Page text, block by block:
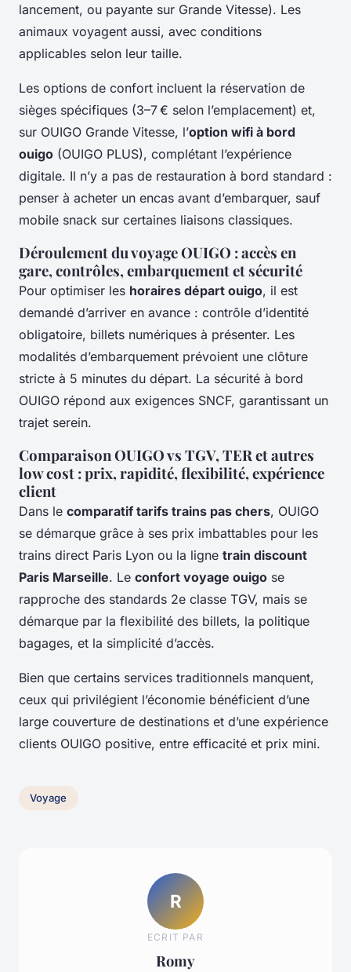
lancement, ou payante sur Grande Vitesse). Les
animaux voyagent aussi, avec conditions
applicables selon leur taille.
Les options de confort incluent la réservation de
sièges spécifiques (3–7 € selon l’emplacement) et,
sur OUIGO Grande Vitesse, l’option wifi à bord
ouigo (OUIGO PLUS), complétant l’expérience
digitale. Il n’y a pas de restauration à bord standard :
penser à acheter un encas avant d’embarquer, sauf
mobile snack sur certaines liaisons classiques.
Déroulement du voyage OUIGO : accès en
gare, contrôles, embarquement et sécurité
Pour optimiser les horaires départ ouigo, il est
demandé d’arriver en avance : contrôle d’identité
obligatoire, billets numériques à présenter. Les
modalités d’embarquement prévoient une clôture
stricte à 5 minutes du départ. La sécurité à bord
OUIGO répond aux exigences SNCF, garantissant un
trajet serein.
Comparaison OUIGO vs TGV, TER et autres
low cost : prix, rapidité, flexibilité, expérience
client
Dans le comparatif tarifs trains pas chers, OUIGO
se démarque grâce à ses prix imbattables pour les
trains direct Paris Lyon ou la ligne train discount
Paris Marseille. Le confort voyage ouigo se
rapproche des standards 2e classe TGV, mais se
démarque par la flexibilité des billets, la politique
bagages, et la simplicité d’accès.
Bien que certains services traditionnels manquent,
ceux qui privilégient l’économie bénéficient d’une
large couverture de destinations et d’une expérience
clients OUIGO positive, entre efficacité et prix mini.
Voyage
R
ECRIT PAR
Romy